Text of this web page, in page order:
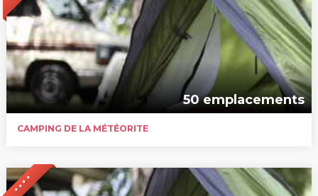
50 emplacements
CAMPING DE LA MÉTÉORITE
* * * *